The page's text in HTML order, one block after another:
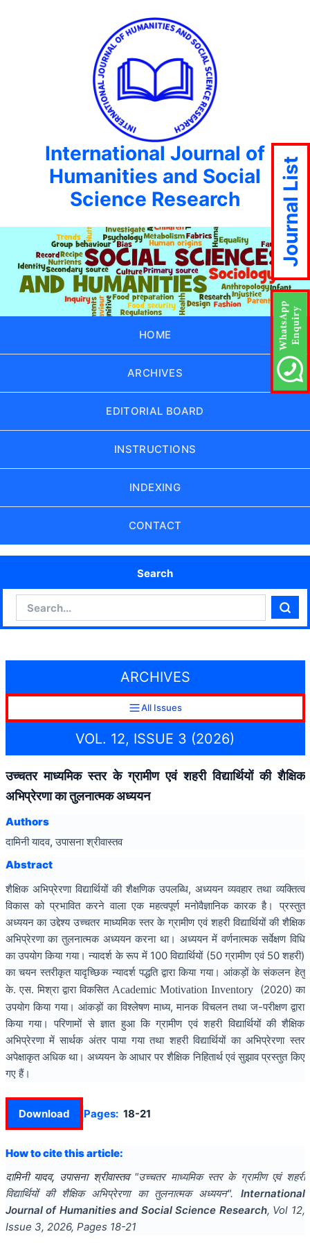
International Journal of
Humanities and Social
Science Research
HOME
ARCHIVES
EDITORIAL BOARD
INSTRUCTIONS
INDEXING
CONTACT
Search
ARCHIVES
All Issues
VOL. 12, ISSUE 3 (2026)
उच्चतर माध्यमिक स्तर के ग्रामीण एवं शहरी विद्यार्थियों की शैक्षिक
अभिप्रेरणा का तुलनात्मक अध्ययन
Authors
दामिनी यादव, उपासना श्रीवास्तव
Abstract
शैक्षिक अभिप्रेरणा विद्यार्थियों की शैक्षणिक उपलब्धि, अध्ययन व्यवहार तथा व्यक्तित्व
विकास को प्रभावित करने वाला एक महत्वपूर्ण मनोवैज्ञानिक कारक है। प्रस्तुत
अध्ययन का उद्देश्य उच्चतर माध्यमिक स्तर के ग्रामीण एवं शहरी विद्यार्थियों की शैक्षिक
अभिप्रेरणा का तुलनात्मक अध्ययन करना था। अध्ययन में वर्णनात्मक सर्वेक्षण विधि
का उपयोग किया गया। न्यादर्श के रूप में 100 विद्यार्थियों (50 ग्रामीण एवं 50 शहरी)
का चयन स्तरीकृत यादृच्छिक न्यादर्श पद्धति द्वारा किया गया। आंकड़ों के संकलन हेतु
के. एस. मिश्रा द्वारा विकसित Academic Motivation Inventory
(2020) का
उपयोग किया गया। आंकड़ों का विश्लेषण माध्य, मानक विचलन तथा ज-परीक्षण द्वारा
किया गया। परिणामों से ज्ञात हुआ कि ग्रामीण एवं शहरी विद्यार्थियों की शैक्षिक
अभिप्रेरणा में सार्थक अंतर पाया गया तथा शहरी विद्यार्थियों का अभिप्रेरणा स्तर
अपेक्षाकृत अधिक था। अध्ययन के आधार पर शैक्षिक निहितार्थ एवं सुझाव प्रस्तुत किए
गए हैं।
Download Pages: 18-21
How to cite this article:
दामिनी यादव, उपासना श्रीवास्तव "उच्चतर माध्यमिक स्तर के ग्रामीण एवं शहरी
विद्यार्थियों की शैक्षिक अभिप्रेरणा का तुलनात्मक अध्ययन".
International
Journal of Humanities and Social Science Research, Vol 12,
Issue 3, 2026, Pages 18-21
Journal List